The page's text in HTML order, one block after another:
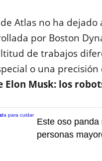
Atlas no ha
por Boston
de trabajos
o una
Elon Musk: los
Este oso
personas